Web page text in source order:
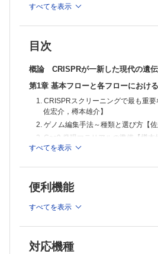
第3章 実践 応⽤プロトコール
2. ウイルスの増殖にかかわる宿主遺伝
4. ATAC-seeによるクロマチン・アクセ
5. O-ClickFCを用いた脂質表現型スク
格】
6. in vivoスクリーニングによる腫瘍免
山 進】
7. 精子機能を標的とするin vivo sgRNA
法論【野口勇貴，鈴木 淳】
第4章 発展的な活⽤事例
1. スキャニングとしての利用：タンパ
2. 遺伝子間の機能的相互作用を狙った
3. アレイ型CRISPRスクリーニング【福
5. シングルセル解析とCRISPRスクリー
索引
すべてを表示
目次
概論 CRISPRが一新した現代の遺伝
第1章 基本フローと各フローにおけ
1. CRISPRスクリーニングで最も重
佐宏介，樽本雄介】
2. ゲノム編集手法～種類と選び方【佐
3. Cas9 発現マテリアルの準備【樽本
4. gRNAライブラリ：既製品と自作【
7. NGSサンプル調製とシークエンス
8. 統計解析によるヒット遺伝子の同定
【遊佐宏介】
すべてを表示
便利機能
すべてを表示
対応機種